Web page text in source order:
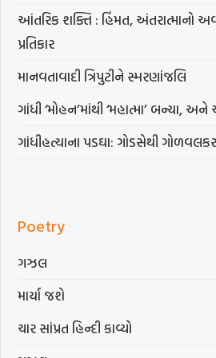
આંતરિક શક્તિ : હિંમત, અંતરાત્માનો
પ્રતિકાર
માનવતાવાદી ત્રિપુટીને સ્મરણાંજલિ
ગાંધી ‘મોહન’માંથી ‘મહાત્મા’ બન્યા,
ગાંધીહત્યાના પડઘા: ગોડસેથી
Poetry
ગઝલ
માર્યા જશે
ચાર સાંપ્રત હિન્દી કાવ્યો